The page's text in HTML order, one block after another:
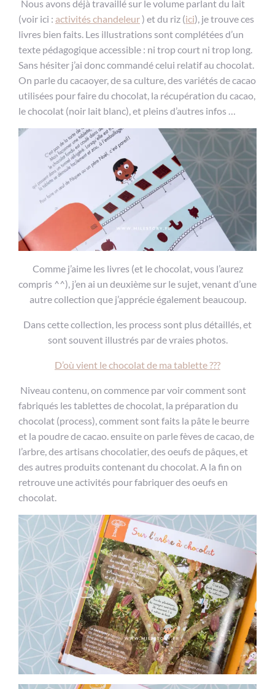
Nous avons déjà travaillé sur le volume parlant du lait
(voir ici : activités chandeleur) et du riz (ici), je trouve ces
livres bien faits. Les illustrations sont complétées d’un
texte pédagogique accessible : ni trop court ni trop long.
Sans hésiter j’ai donc commandé celui relatif au chocolat.
On parle du cacaoyer, de sa culture, des variétés de cacao
utilisées pour faire du chocolat, la récupération du cacao,
le chocolat (noir lait blanc), et pleins d’autres infos …
Comme j’aime les livres (et le chocolat, vous l’aurez
compris ^^), j’en ai un deuxième sur le sujet, venant d’une
autre collection que j’apprécie également beaucoup.
Dans cette collection, les process sont plus détaillés, et
sont souvent illustrés par de vraies photos.
D’où vient le chocolat de ma tablette ???
Niveau contenu, on commence par voir comment sont
fabriqués les tablettes de chocolat, la préparation du
chocolat (process), comment sont faits la pâte le beurre
et la poudre de cacao. ensuite on parle fèves de cacao, de
l’arbre, des artisans chocolatier, des oeufs de pâques, et
des autres produits contenant du chocolat. A la fin on
retrouve une activités pour fabriquer des oeufs en
chocolat.